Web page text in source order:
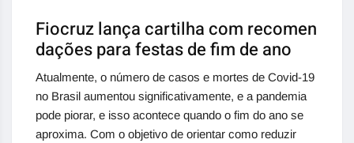
Fiocruz lança cartilha com recomen
dações para festas de fim de ano
Atualmente, o número de casos e mortes de Covid-19
no Brasil aumentou significativamente, e a pandemia
pode piorar, e isso acontece quando o fim do ano se
aproxima. Com o objetivo de orientar como reduzir